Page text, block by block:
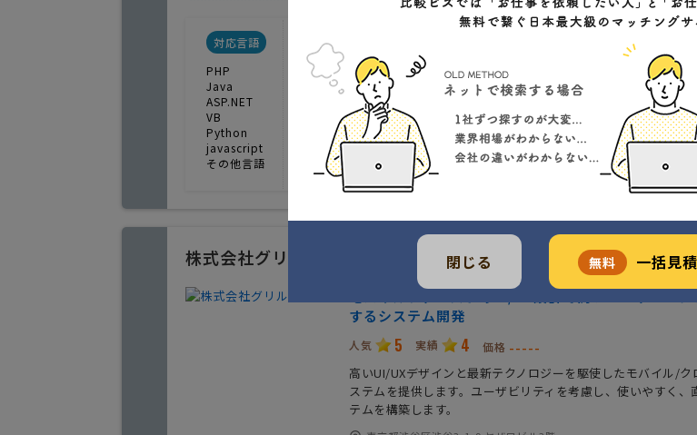
対応言語
PHP
Java
ASP.NET
VB
Python
javascript
その他言語
対応キャリア
docomo
受発注管理システム
顧客管理システム
会社特色
ノウハウが充実
株式会社グリル
するシステム開発
人気 5 実績 4 価格 -----
高いUI/UXデザインと最新テクノロジーを駆使したモバイル/
ステムを提供します。ユーザビリティを考慮し、使いやすく、
テムを構築します。
閉じる 無料 一括見